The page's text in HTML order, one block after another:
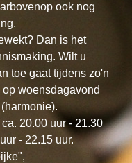
ook nog
Dan is het
Wilt u
toe gaat tijdens zo'n
woensdagavond
20.00 uur - 21.30
- 22.15 uur.